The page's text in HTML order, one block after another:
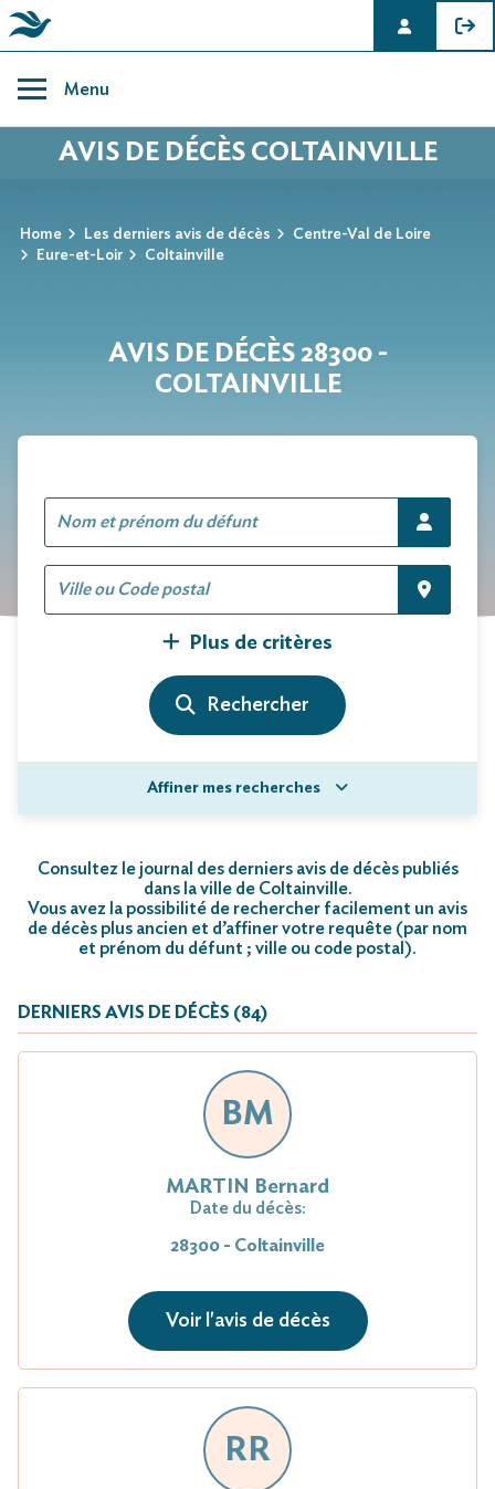
content
Menu
AVIS DE DÉCÈS COLTAINVILLE
Home Les derniers avis de décès
Centre-Val de Loire
Eure-et-Loir
Coltainville
AVIS DE DÉCÈS 28300 -
COLTAINVILLE
Plus de critères
Affiner mes recherches
Consultez le journal des derniers avis de décès publiés
dans la ville de Coltainville.
Vous avez la possibilité de rechercher facilement un avis
de décès plus ancien et d’affiner votre requête (par nom
et prénom du défunt ; ville ou code postal).
DERNIERS AVIS DE DÉCÈS (84)
BM
MARTIN Bernard
Date du décès:
28300 - Coltainville
Voir l'avis de décès
RR